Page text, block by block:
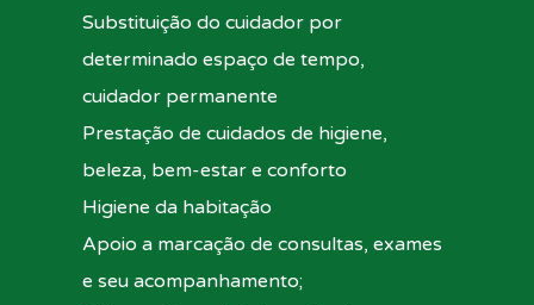
Substituição do cuidador por
determinado espaço de tempo,
cuidador permanente
Prestação de cuidados de higiene,
beleza, bem-estar e conforto
Higiene da habitação
Apoio a marcação de consultas, exames
e seu acompanhamento;